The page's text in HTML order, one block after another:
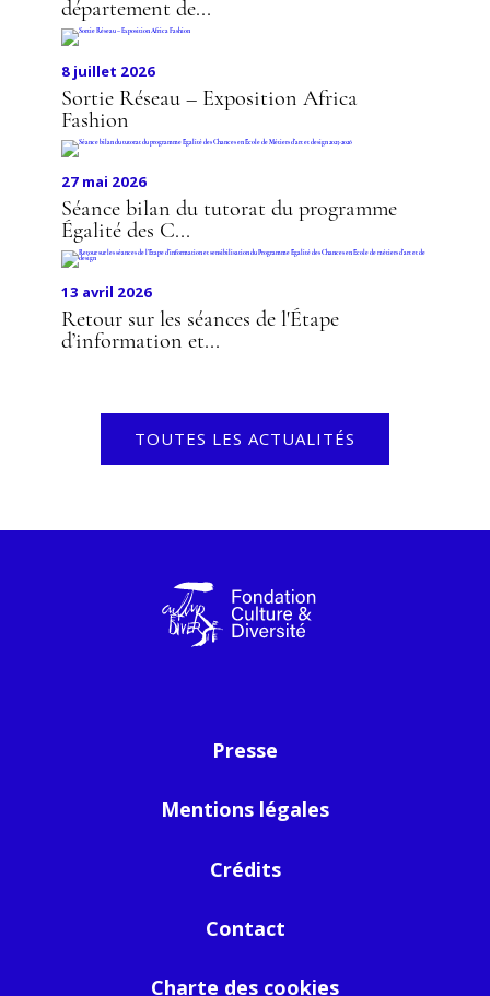
département de...
8 juillet 2026
Sortie Réseau – Exposition Africa
Fashion
27 mai 2026
Séance bilan du tutorat du programme
Égalité des C...
13 avril 2026
Retour sur les séances de l'Étape
d’information et...
TOUTES LES ACTUALITÉS
Presse
Mentions légales
Crédits
Contact
Charte des cookies